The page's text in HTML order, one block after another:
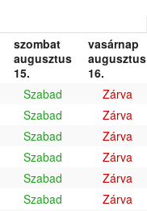
szombat
augusztus
15.
vasárnap
augusztus
16.
Szabad
Zárva
Szabad
Zárva
Szabad
Zárva
Szabad
Zárva
Szabad
Zárva
Szabad
Zárva